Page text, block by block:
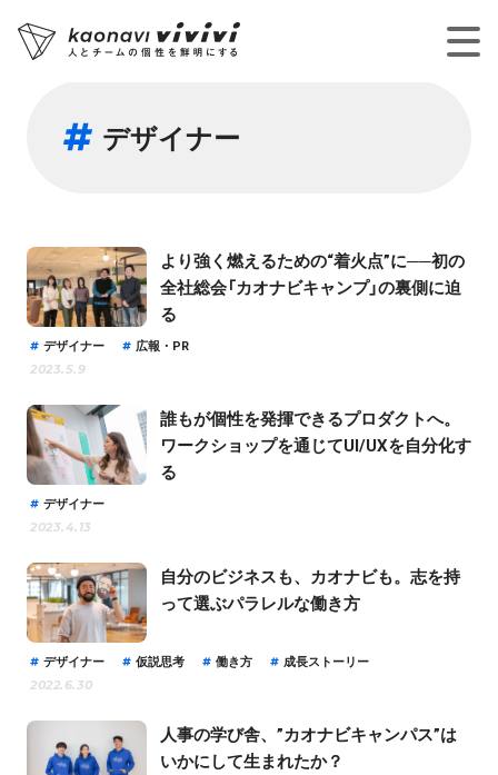
デザイナー
より強く燃えるための“着火点”に──初の
全社総会「カオナビキャンプ」の裏側に迫
る
デザイナー
広報・PR
2023.5.9
誰もが個性を発揮できるプロダクトへ。
ワークショップを通じてUI/UXを自分化す
る
デザイナー
2023.4.13
自分のビジネスも、カオナビも。志を持
って選ぶパラレルな働き方
デザイナー 仮説思考 働き方
成長ストーリー
2022.6.30
人事の学び舎、”カオナビキャンパス”は
いかにして生まれたか？